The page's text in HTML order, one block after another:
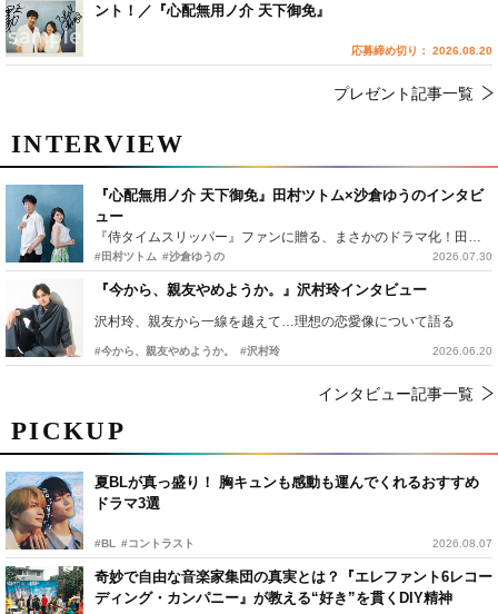
PICKUP
夏BLが真っ盛り！ 胸キュンも感動も運んでくれるおすすめ
ドラマ3選
#BL #コントラスト 2026.08.07
奇妙で自由な音楽家集団の真実とは？『エレファント6レコー
ディング・カンパニー』が教える“好き”を貫くDIY精神
INTERVIEW
『心配無用ノ介 天下御免』田村ツトム×沙倉ゆうのインタビ
ュー
『侍タイムスリッパー』ファンに贈る、まさかのドラマ化！田村ツトム×沙倉ゆうのが語る『心配無用ノ介』撮影秘話
#田村ツトム #沙倉ゆうの 2026.07.30
『今から、親友やめようか。』沢村玲インタビュー
沢村玲、親友から一線を越えて…理想の恋愛像について語る
#今から、親友やめようか。 #沢村玲 2026.06.20
インタビュー記事一覧
ント！／『心配無用ノ介 天下御免』
応募締め切り： 2026.08.20
プレゼント記事一覧